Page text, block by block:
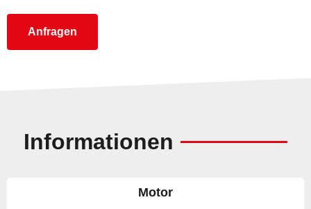
Anfragen
Informationen
Motor